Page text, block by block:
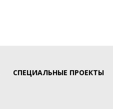
СПЕЦИАЛЬНЫЕ ПРОЕКТЫ